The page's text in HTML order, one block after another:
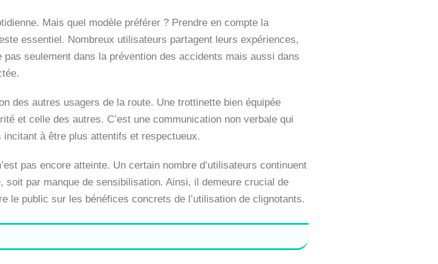
Mais quel modèle préférer ? Prendre en compte la
essentiel. Nombreux utilisateurs partagent leurs expériences,
seulement dans la prévention des accidents mais aussi dans
des autres usagers de la route. Une trottinette bien équipée
et celle des autres. C’est une communication non verbale qui
à être plus attentifs et respectueux.
pas encore atteinte. Un certain nombre d’utilisateurs continuent
par manque de sensibilisation. Ainsi, il demeure crucial de
le public sur les bénéfices concrets de l’utilisation de clignotants.